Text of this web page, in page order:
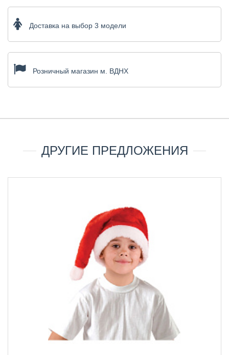
Доставка на выбор 3 модели
Розничный магазин м. ВДНХ
ДРУГИЕ ПРЕДЛОЖЕНИЯ